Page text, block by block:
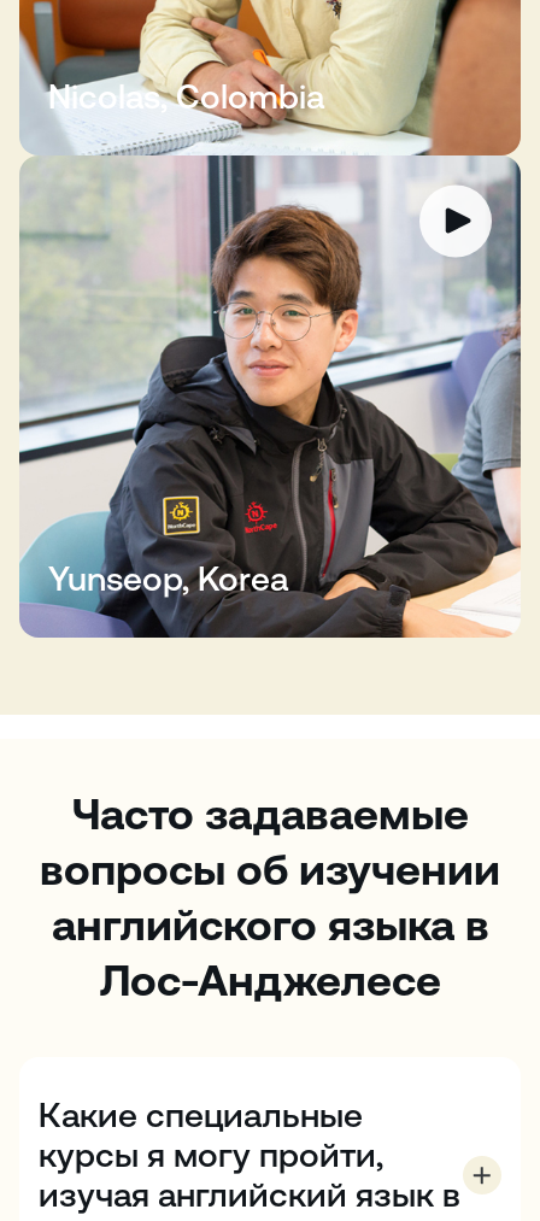
Nicolas, Colombia
Yunseop, Korea
Часто задаваемые
вопросы об изучении
английского языка в
Лос-Анджелесе
Какие специальные
курсы я могу пройти,
изучая английский язык в